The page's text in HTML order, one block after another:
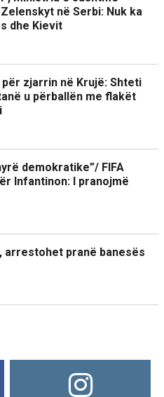
në Serbi: Nuk ka
dhe Kievit
zjarrin në Krujë: Shteti
u përballën me flakët
demokratike”/ FIFA
Infantinon: I pranojmë
arrestohet pranë banesës